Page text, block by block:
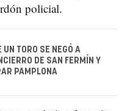
policial.
UN TORO SE NEGÓ A
DE SAN FERMÍN Y
PAMPLONA